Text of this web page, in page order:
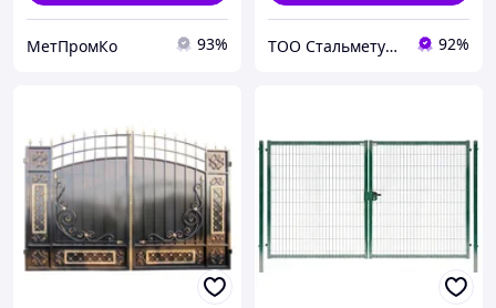
МетПромКо 93% ТОО Стальметурал 92%